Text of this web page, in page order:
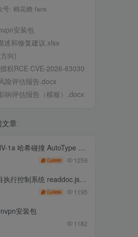
号: 棉花糖 fans
安装包
述和修复建议.xlsx
向)
权RCE CVE-2026-63030
险评估报告.docx
响评估报告（模板）.docx
章
碰撞 AutoType 绕过远程代码执行
9999 1259
制系统 readdoc.jsp存在任意文件读取
9999 1195
安装包
1182